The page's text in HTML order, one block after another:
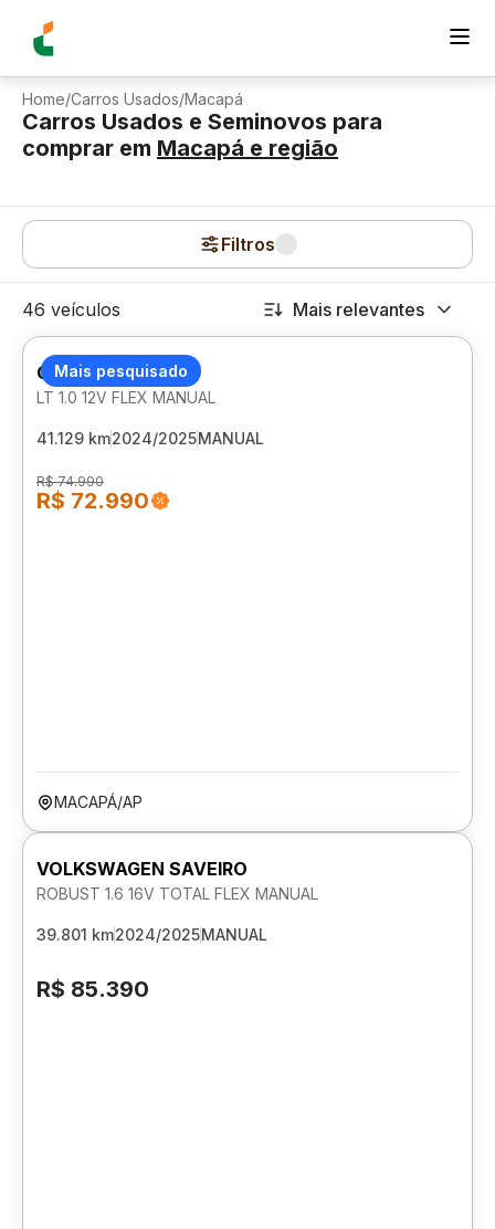
Home/Carros Usados/Macapá
Carros Usados e Seminovos para
comprar em Macapá e região
Filtros
46 veículos Mais relevantes
Mais pesquisado
CHEVROLET ONIX
LT 1.0 12V FLEX MANUAL
41.129 km2024/2025MANUAL
R$ 74.990
R$ 72.990
MACAPÁ/AP
VOLKSWAGEN SAVEIRO
ROBUST 1.6 16V TOTAL FLEX MANUAL
39.801 km2024/2025MANUAL
R$ 85.390